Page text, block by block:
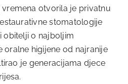
vremena otvorila je privatnu
stomatologije
obitelji o najboljim
oralne higijene od najranije
je generacijama djece